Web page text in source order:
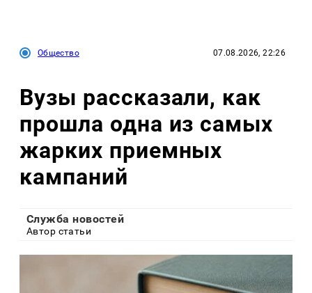
Общество 07.08.2026, 22:26
Вузы рассказали, как
прошла одна из самых
жарких приемных
кампаний
Служба новостей
Автор статьи